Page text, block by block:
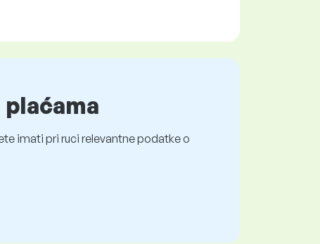
imati pri ruci relevantne podatke o